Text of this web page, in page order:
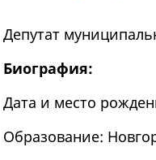
Депутат
Биография:
Дата и место
Образование: